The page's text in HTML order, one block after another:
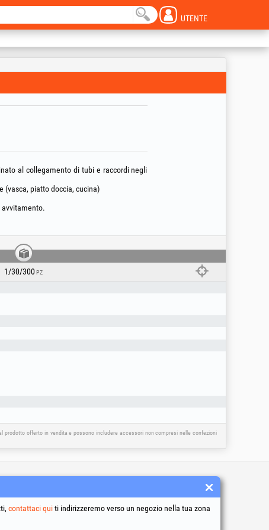
UTENTE
al collegamento di tubi e raccordi negli
(vasca, piatto doccia, cucina)
avvitamento.
1/30/300PZ
offerto in vendita e possono includere accessori non compresi nelle confezioni
dei dati personali
sull’uso dei cookie
contattaci quiti indirizzeremo verso un negozio nella tua zona